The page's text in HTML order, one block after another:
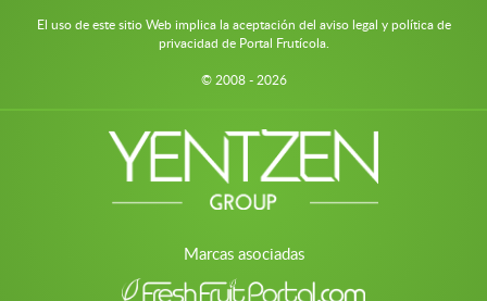
El uso de este sitio Web implica la aceptación del aviso legal y política de
privacidad de Portal Frutícola.
© 2008 - 2026
Marcas asociadas